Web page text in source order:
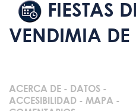
FIESTAS
VENDIMIA DE
ACERCA DE - DATOS -
ACCESIBILIDAD - MAPA -